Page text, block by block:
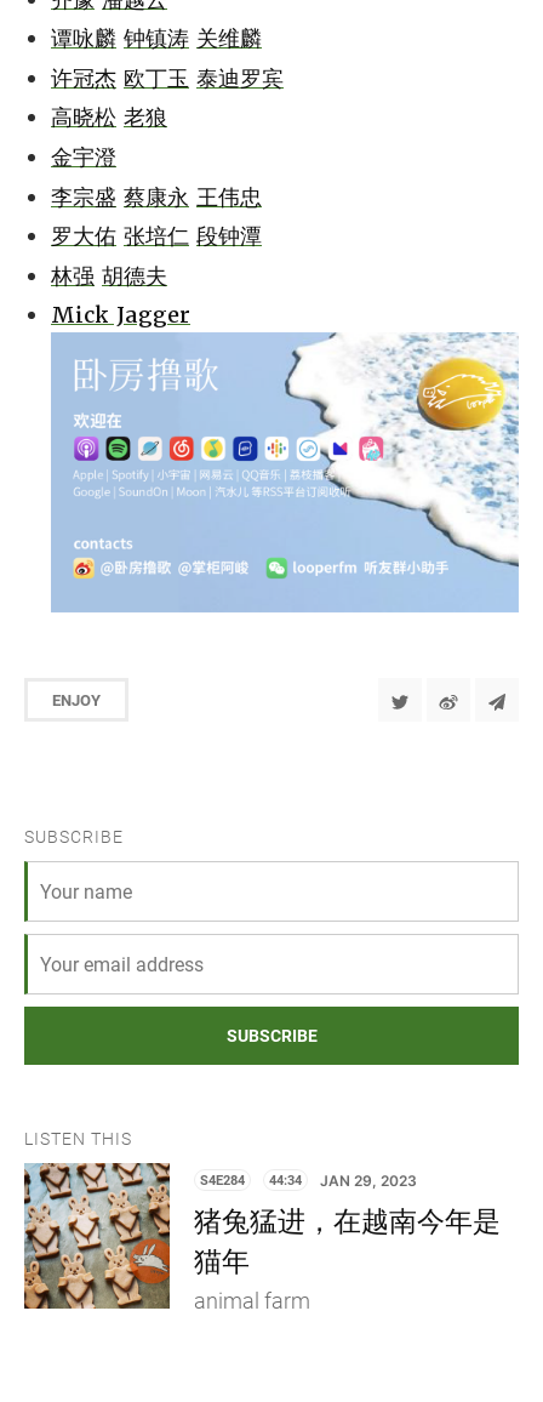
谭咏麟 钟镇涛 关维麟
许冠杰 欧丁玉 泰迪罗宾
高晓松 老狼
金宇澄
李宗盛 蔡康永 王伟忠
罗大佑 张培仁 段钟潭
林强 胡德夫
Mick Jagger
ENJOY
SUBSCRIBE
SUBSCRIBE
LISTEN THIS
S4E284 44:34 JAN 29, 2023
猪兔猛进，在越南今年是
猫年
animal farm